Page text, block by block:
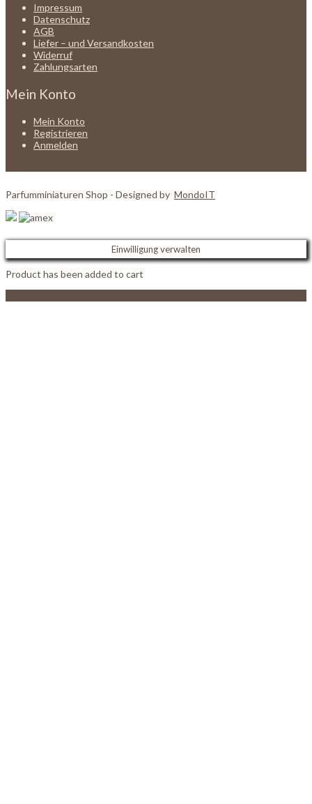
Impressum
Datenschutz
AGB
Liefer – und Versandkosten
Widerruf
Zahlungsarten
Mein Konto
Mein Konto
Registrieren
Anmelden
Parfumminiaturen Shop - Designed by MondoIT
Einwilligung verwalten
Product has been added to cart